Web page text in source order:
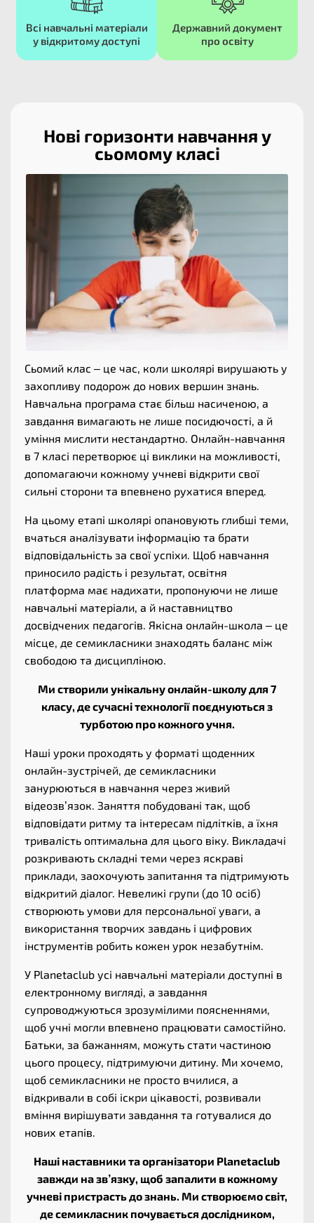
Всі навчальні матеріали
у відкритому доступі​
Державний документ
про освіту​
Нові горизонти навчання у
сьомому класі
Сьомий клас – це час, коли школярі вирушають у
захопливу подорож до нових вершин знань.
Навчальна програма стає більш насиченою, а
завдання вимагають не лише посидючості, а й
уміння мислити нестандартно. Онлайн-навчання
в 7 класі перетворює ці виклики на можливості,
допомагаючи кожному учневі відкрити свої
сильні сторони та впевнено рухатися вперед.
На цьому етапі школярі опановують глибші теми,
вчаться аналізувати інформацію та брати
відповідальність за свої успіхи. Щоб навчання
приносило радість і результат, освітня
платформа має надихати, пропонуючи не лише
навчальні матеріали, а й наставництво
досвідчених педагогів. Якісна онлайн-школа – це
місце, де семикласники знаходять баланс між
свободою та дисципліною.
Ми створили унікальну онлайн-школу для 7
класу, де сучасні технології поєднуються з
турботою про кожного учня.
Наші уроки проходять у форматі щоденних
онлайн-зустрічей, де семикласники
занурюються в навчання через живий
відеозв’язок. Заняття побудовані так, щоб
відповідати ритму та інтересам підлітків, а їхня
тривалість оптимальна для цього віку. Викладачі
розкривають складні теми через яскраві
приклади, заохочують запитання та підтримують
відкритий діалог. Невеликі групи (до 10 осіб)
створюють умови для персональної уваги, а
використання творчих завдань і цифрових
інструментів робить кожен урок незабутнім.
У Planetaclub усі навчальні матеріали доступні в
електронному вигляді, а завдання
супроводжуються зрозумілими поясненнями,
щоб учні могли впевнено працювати самостійно.
Батьки, за бажанням, можуть стати частиною
цього процесу, підтримуючи дитину. Ми хочемо,
щоб семикласники не просто вчилися, а
відкривали в собі іскри цікавості, розвивали
вміння вирішувати завдання та готувалися до
нових етапів.
Наші наставники та організатори Planetaclub
завжди на зв’язку, щоб запалити в кожному
учневі пристрасть до знань. Ми створюємо світ,
де семикласник почувається дослідником,